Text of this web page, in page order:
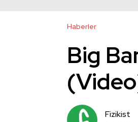
Haberler
Big
Fizikist